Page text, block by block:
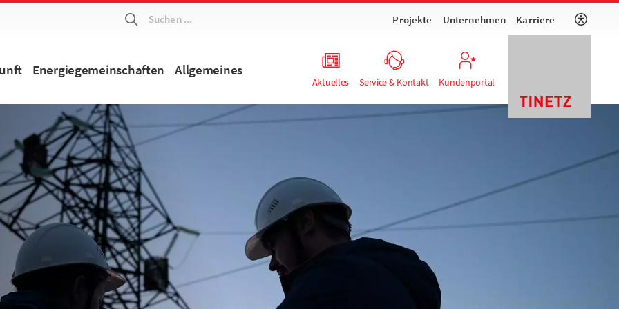
Suchen ... Projekte Unternehmen Karriere
Energiegemeinschaften Allgemeines
Aktuelles Service & Kontakt Kundenportal